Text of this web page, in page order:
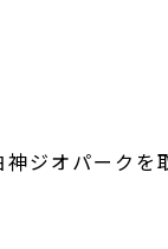
ジオパークを